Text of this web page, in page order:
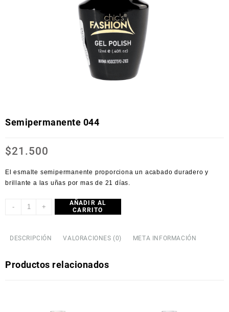
Semipermanente 044
$21.500
El esmalte semipermanente proporciona un acabado duradero y
brillante a las uñas por mas de 21 días.
- +
AÑADIR AL
CARRITO
DESCRIPCIÓN VALORACIONES (0) META INFORMACIÓN
Productos relacionados